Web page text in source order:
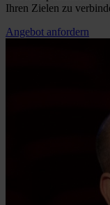
Ihren Zielen zu
Angebot anfordern